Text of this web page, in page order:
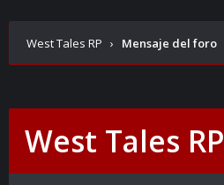
West Tales RP › Mensaje del foro
West Tales RP